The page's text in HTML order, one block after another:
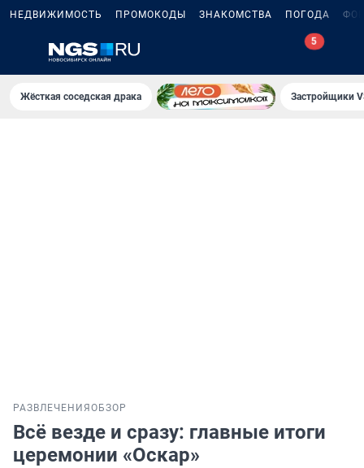
НЕДВИЖИМОСТЬ ПРОМОКОДЫ ЗНАКОМСТВА ПОГОДА
5
Жёсткая соседская драка Застройщики
РАЗВЛЕЧЕНИЯ ОБЗОР
Всё везде и сразу: главные итоги
церемонии «Оскар»